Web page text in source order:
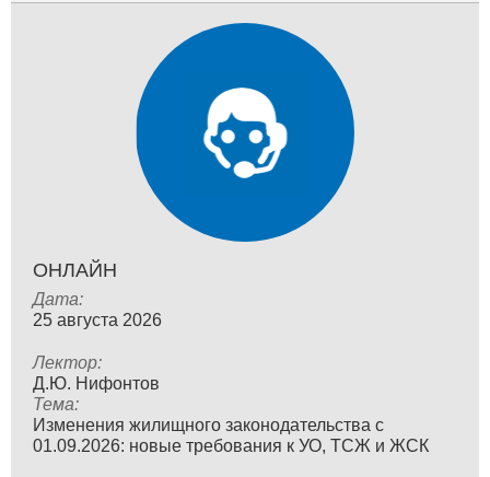
ОНЛАЙН
Дата:
25 августа 2026
Лектор:
Д.Ю. Нифонтов
Тема:
Изменения жилищного законодательства с
01.09.2026: новые требования к УО, ТСЖ и ЖСК